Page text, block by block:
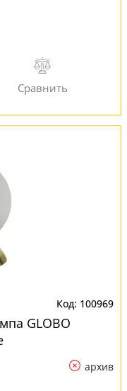
100969
GLOBO
архив